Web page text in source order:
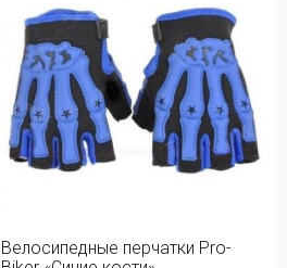
Велосипедные перчатки Pro-